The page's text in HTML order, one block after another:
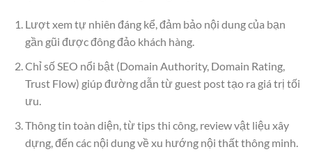
Lượt xem tự nhiên đáng kể, đảm bảo nội dung của bạn
gần gũi được đông đảo khách hàng.
Chỉ số SEO nổi bật (Domain Authority, Domain Rating,
Trust Flow) giúp đường dẫn từ guest post tạo ra giá trị tối
ưu.
Thông tin toàn diện, từ tips thi công, review vật liệu xây
dựng, đến các nội dung về xu hướng nội thất thông minh.